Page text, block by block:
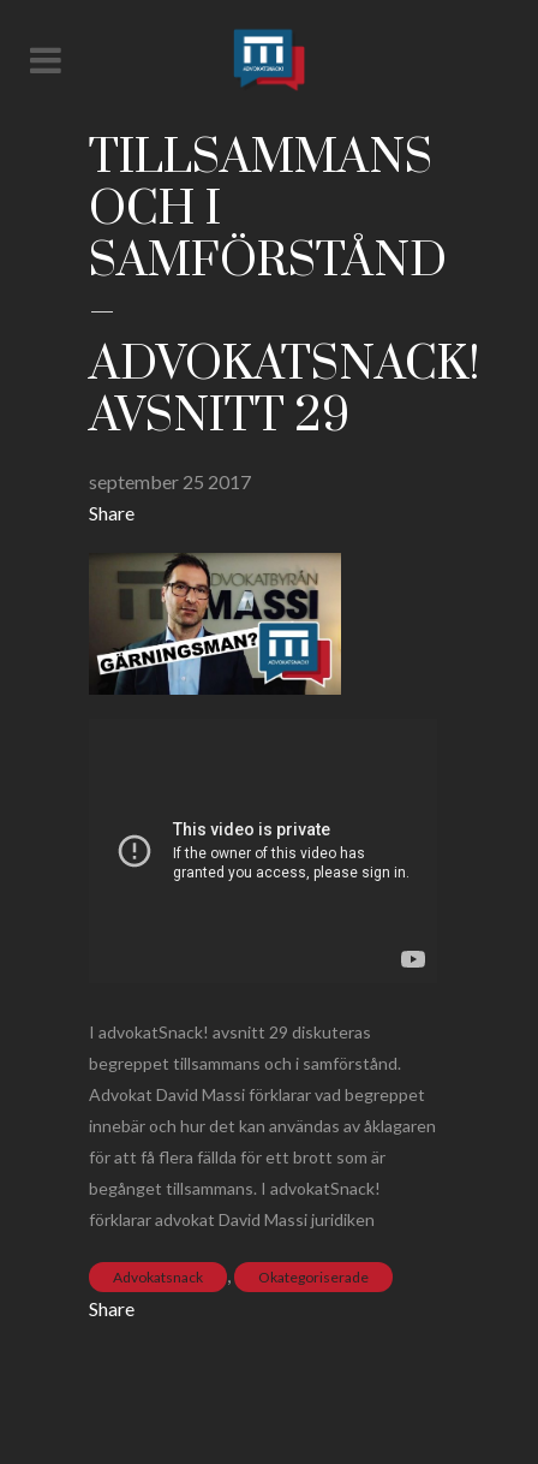
TILLSAMMANS
OCH I
SAMFÖRSTÅND
–
ADVOKATSNACK!
AVSNITT 29
september 25 2017
Share
I advokatSnack! avsnitt 29 diskuteras
begreppet tillsammans och i samförstånd.
Advokat David Massi förklarar vad begreppet
innebär och hur det kan användas av åklagaren
för att få flera fällda för ett brott som är
begånget tillsammans. I advokatSnack!
förklarar advokat David Massi juridiken
Advokatsnack , Okategoriserade
Share